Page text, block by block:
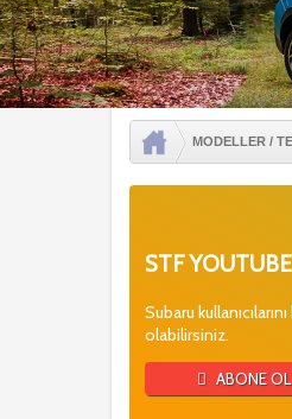
MODELLER /
STF
Subaru
olabilirsiniz.
ABONE OL